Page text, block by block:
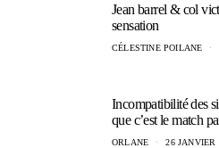
Jean barrel & col
sensation
CÉLESTINE POILANE
Incompatibilité des
que c’est le match
ORLANE 26 JANVIER